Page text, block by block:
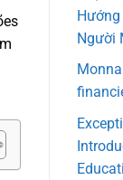
Hướng
Người